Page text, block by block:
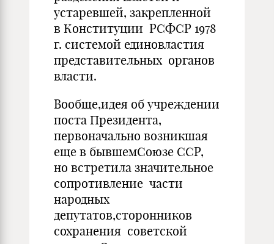
устаревшей, закрепленной
в Конституции РСФСР 1978
г. системой единовластия
представительных органов
власти.
Вообще,идея об учреждении
поста Президента,
первоначально возникшая
еще в бывшемСоюзе ССР,
но встретила значительное
сопротивление части
народных
депутатов,сторонников
сохранения советской